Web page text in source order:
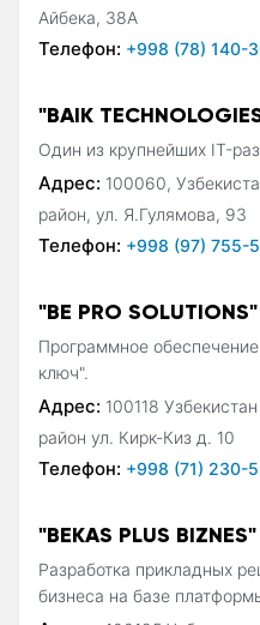
Айбека, 38А
Телефон: +998 (78) 140-
"BAIK
Один из крупнейших IT-
Адрес: 100060,
район, ул. Я.Гулямова, 93
Телефон: +998 (97) 755-
"BE PRO
Программное
ключ".
Адрес: 100118
район ул. Кирк-Киз д. 10
Телефон: +998 (71) 230-
"BEKAS PLUS
Разработка прикладных
бизнеса на базе